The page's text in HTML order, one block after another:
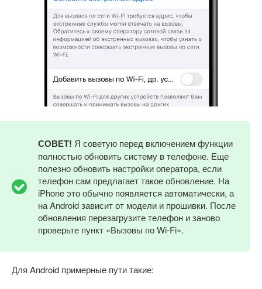
СОВЕТ! Я советую перед включением функции
полностью обновить систему в телефоне. Еще
полезно обновить настройки оператора, если
телефон сам предлагает такое обновление. На
iPhone это обычно появляется автоматически, а
на Android зависит от модели и прошивки. После
обновления перезагрузите телефон и заново
проверьте пункт «Вызовы по Wi-Fi».
Для Android примерные пути такие: